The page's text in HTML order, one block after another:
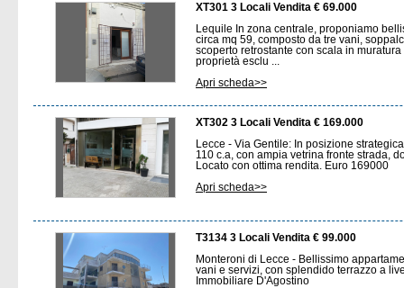
XT301 3 Locali Vendita € 69.000
Lequile In zona centrale, proponiamo
circa mq 59, composto da tre vani,
scoperto retrostante con scala in
proprietà esclu ...
Apri scheda>>
XT302 3 Locali Vendita € 169.000
Lecce - Via Gentile: In posizione
110 c.a, con ampia vetrina fronte strada,
Locato con ottima rendita. Euro 169000
Apri scheda>>
T3134 3 Locali Vendita € 99.000
Monteroni di Lecce - Bellissimo
vani e servizi, con splendido terrazzo a
Immobiliare D'Agostino